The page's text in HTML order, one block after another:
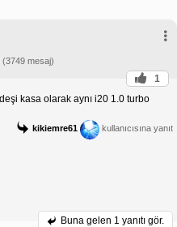
mesaj)
1
kasa olarak aynı i20 1.0 turbo
kikiemre61 kullanıcısına yanıt
Buna gelen 1 yanıtı gör.